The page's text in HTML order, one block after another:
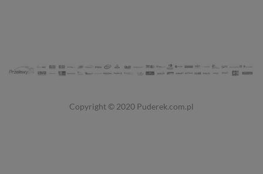
Copyright © 2020 Puderek.com.pl